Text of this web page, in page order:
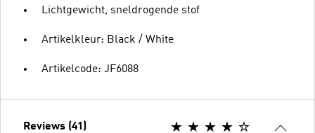
Lichtgewicht, sneldrogende stof
Artikelkleur: Black / White
Artikelcode: JF6088
Reviews (41)